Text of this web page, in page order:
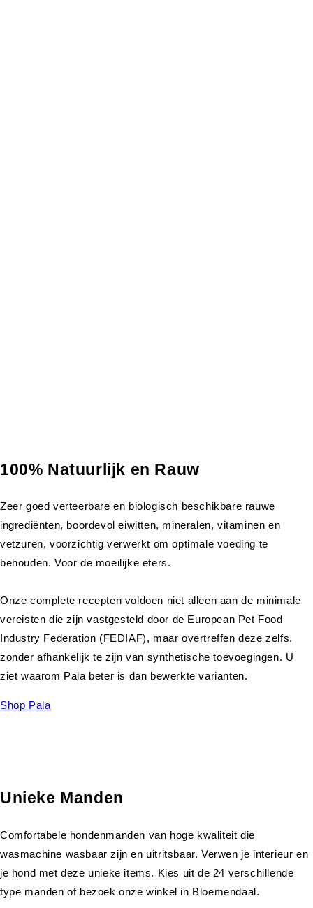
100% Natuurlijk en Rauw
Zeer goed verteerbare en biologisch beschikbare rauwe
ingrediënten, boordevol eiwitten, mineralen, vitaminen en
vetzuren, voorzichtig verwerkt om optimale voeding te
behouden. Voor de moeilijke eters.
Onze complete recepten voldoen niet alleen aan de minimale
vereisten die zijn vastgesteld door de European Pet Food
Industry Federation (FEDIAF), maar overtreffen deze zelfs,
zonder afhankelijk te zijn van synthetische toevoegingen. U
ziet waarom Pala beter is dan bewerkte varianten.
Shop Pala
Unieke Manden
Comfortabele hondenmanden van hoge kwaliteit die
wasmachine wasbaar zijn en uitritsbaar. Verwen je interieur en
je hond met deze unieke items. Kies uit de 24 verschillende
type manden of bezoek onze winkel in Bloemendaal.